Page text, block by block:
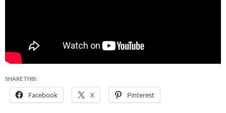
SHARE THIS:
Facebook X Pinterest